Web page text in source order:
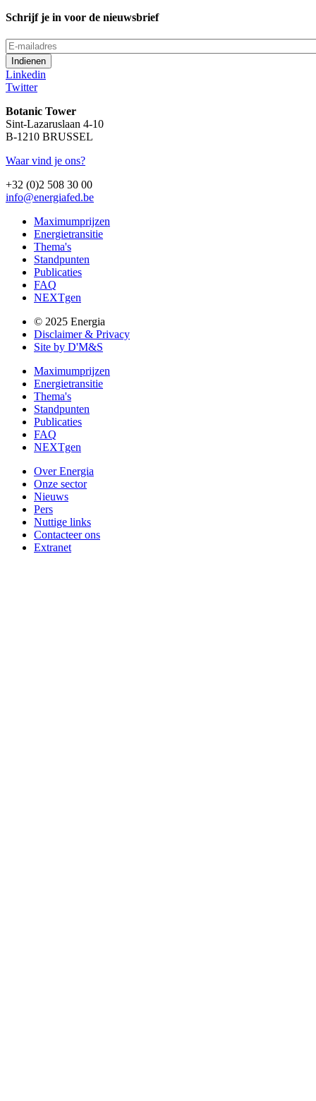
Schrijf je in voor de nieuwsbrief
E-
mailadres
Linkedin
Twitter
Botanic Tower
Sint-Lazaruslaan 4-10
B-1210 BRUSSEL
Waar vind je ons?
+32 (0)2 508 30 00
info@energiafed.be
Maximumprijzen
Energietransitie
Thema's
Standpunten
Publicaties
FAQ
NEXTgen
© 2025 Energia
Disclaimer & Privacy
Site by D'M&S
Maximumprijzen
Energietransitie
Thema's
Standpunten
Publicaties
FAQ
NEXTgen
Over Energia
Onze sector
Nieuws
Pers
Nuttige links
Contacteer ons
Extranet